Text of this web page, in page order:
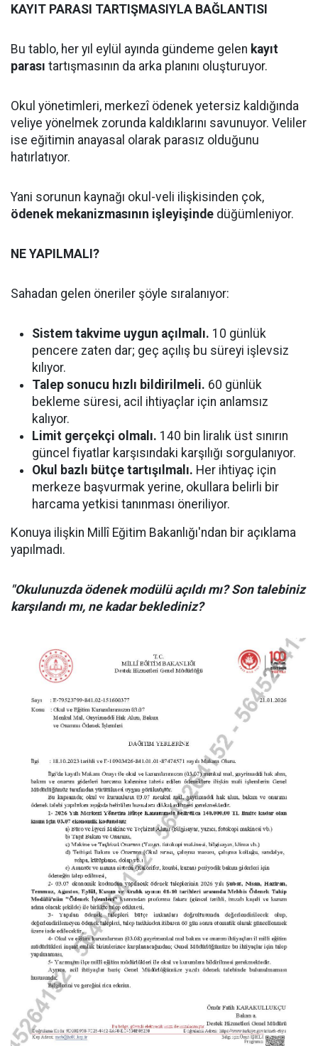
KAYIT PARASI TARTIŞMASIYLA BAĞLANTISI
Bu tablo, her yıl eylül ayında gündeme gelen kayıt
parası tartışmasının da arka planını oluşturuyor.
Okul yönetimleri, merkezî ödenek yetersiz kaldığında
veliye yönelmek zorunda kaldıklarını savunuyor. Veliler
ise eğitimin anayasal olarak parasız olduğunu
hatırlatıyor.
Yani sorunun kaynağı okul-veli ilişkisinden çok,
ödenek mekanizmasının işleyişinde düğümleniyor.
NE YAPILMALI?
Sahadan gelen öneriler şöyle sıralanıyor:
Sistem takvime uygun açılmalı. 10 günlük
pencere zaten dar; geç açılış bu süreyi işlevsiz
kılıyor.
Talep sonucu hızlı bildirilmeli. 60 günlük
bekleme süresi, acil ihtiyaçlar için anlamsız
kalıyor.
Limit gerçekçi olmalı. 140 bin liralık üst sınırın
güncel fiyatlar karşısındaki karşılığı sorgulanıyor.
Okul bazlı bütçe tartışılmalı. Her ihtiyaç için
merkeze başvurmak yerine, okullara belirli bir
harcama yetkisi tanınması öneriliyor.
Konuya ilişkin Millî Eğitim Bakanlığı'ndan bir açıklama
yapılmadı.
"Okulunuzda ödenek modülü açıldı mı? Son talebiniz
karşılandı mı, ne kadar beklediniz?